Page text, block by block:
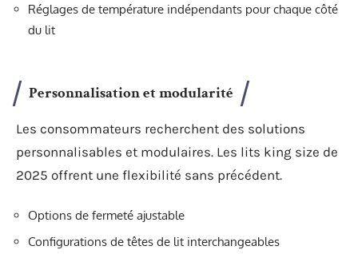
Réglages de température indépendants pour chaque côté
du lit
Personnalisation et modularité
Les consommateurs recherchent des solutions
personnalisables et modulaires. Les lits king size de
2025 offrent une flexibilité sans précédent.
Options de fermeté ajustable
Configurations de têtes de lit interchangeables